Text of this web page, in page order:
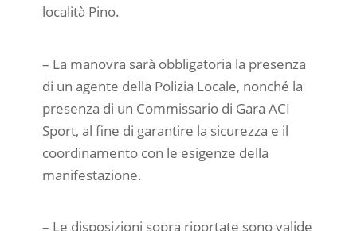
località Pino.
– La manovra sarà obbligatoria la presenza
di un agente della Polizia Locale, nonché la
presenza di un Commissario di Gara ACI
Sport, al fine di garantire la sicurezza e il
coordinamento con le esigenze della
manifestazione.
– Le disposizioni sopra riportate sono valide